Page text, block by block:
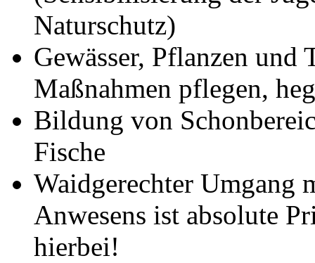
Naturschutz)
Gewässer, Pflanzen und
Maßnahmen pflegen,
Bildung von
Fische
Waidgerechter Umgang
Anwesens ist absolute
hierbei!